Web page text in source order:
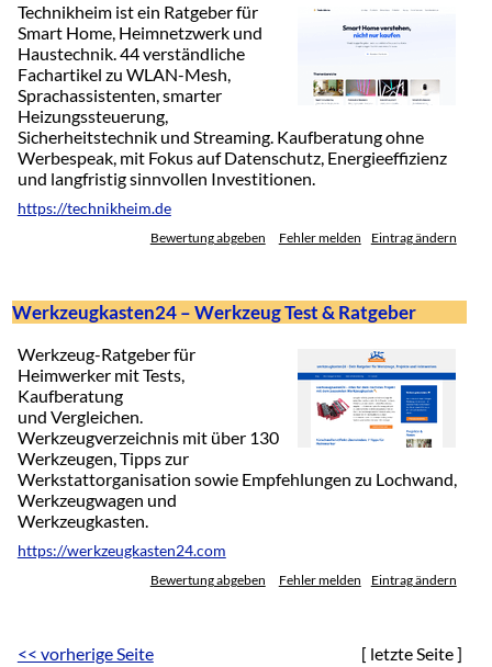
Technikheim ist ein Ratgeber für
Smart Home, Heimnetzwerk und
Haustechnik. 44 verständliche
Fachartikel zu WLAN-Mesh,
Sprachassistenten, smarter
Heizungssteuerung,
Sicherheitstechnik und Streaming. Kaufberatung ohne
Werbespeak, mit Fokus auf Datenschutz, Energieeffizienz
und langfristig sinnvollen Investitionen.
https://technikheim.de
Bewertung abgeben Fehler melden Eintrag ändern
Werkzeugkasten24 – Werkzeug Test & Ratgeber
Werkzeug-Ratgeber für
Heimwerker mit Tests,
Kaufberatung
und Vergleichen.
Werkzeugverzeichnis mit über 130
Werkzeugen, Tipps zur
Werkstattorganisation sowie Empfehlungen zu Lochwand,
Werkzeugwagen und
Werkzeugkasten.
https://werkzeugkasten24.com
Bewertung abgeben Fehler melden Eintrag ändern
<< vorherige Seite [ letzte Seite ]